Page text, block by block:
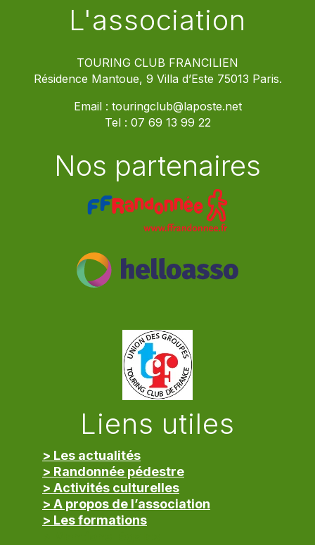
L'association
TOURING CLUB FRANCILIEN
Résidence Mantoue, 9 Villa d’Este 75013 Paris.
Email : touringclub@laposte.net
Tel : 07 69 13 99 22
Nos partenaires
Liens utiles
> Les actualités
> Randonnée pédestre
> Activités culturelles
> A propos de l’association
> Les formations